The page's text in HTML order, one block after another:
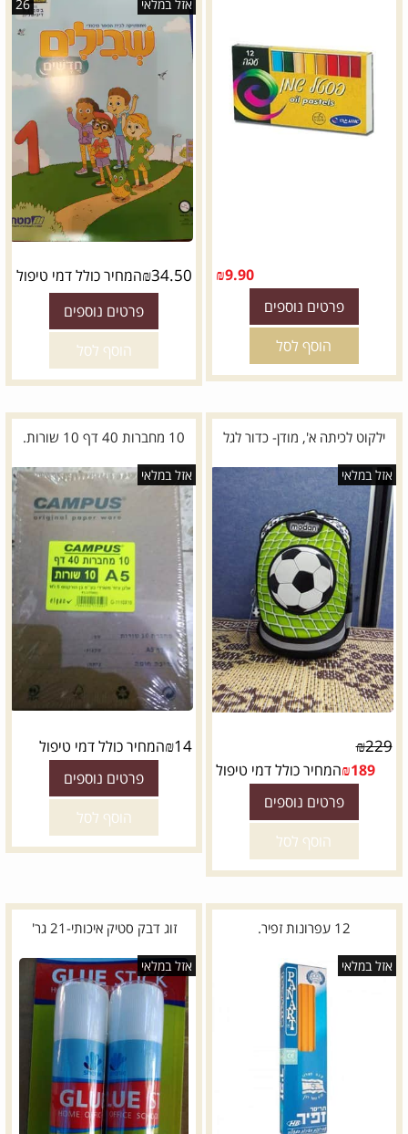
₪9.90
פרטים נוספים
הוסף לסל
26 אזל במלאי
₪34.50 המחיר כולל דמי טיפול
פרטים נוספים
הוסף לסל
ילקוט לכיתה א', מודן- כדור לגל
אזל במלאי
₪229
₪189 המחיר כולל דמי טיפול
פרטים נוספים
הוסף לסל
10 מחברות 40 דף 10 שורות.
אזל במלאי
₪14 המחיר כולל דמי טיפול
פרטים נוספים
הוסף לסל
12 עפרונות זפיר.
אזל במלאי
זוג דבק סטיק איכותי-21 גר'
אזל במלאי